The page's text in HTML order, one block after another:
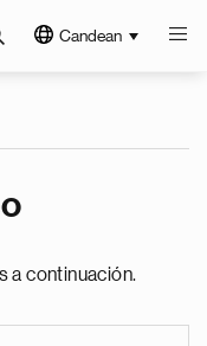
Candean
a continuación.